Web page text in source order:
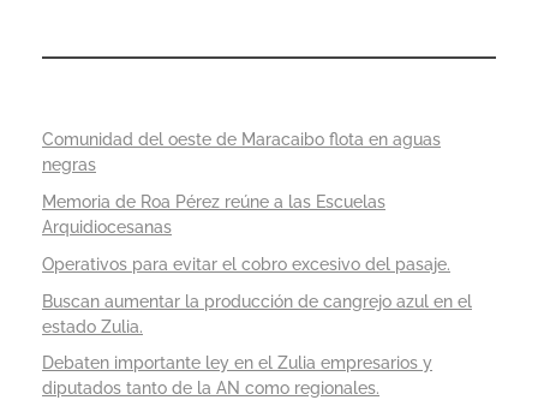
Comunidad del oeste de Maracaibo flota en aguas
negras
Memoria de Roa Pérez reúne a las Escuelas
Arquidiocesanas
Operativos para evitar el cobro excesivo del pasaje.
Buscan aumentar la producción de cangrejo azul en el
estado Zulia.
Debaten importante ley en el Zulia empresarios y
diputados tanto de la AN como regionales.